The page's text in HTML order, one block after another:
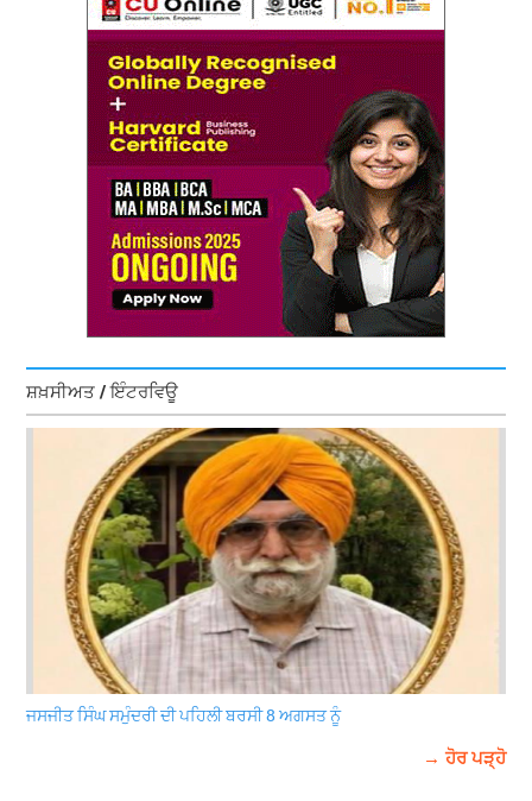
ਸ਼ਖ਼ਸੀਅਤ / ਇੰਟਰਵਿਊ
ਜਸਜੀਤ ਸਿੰਘ ਸਮੁੰਦਰੀ ਦੀ ਪਹਿਲੀ ਬਰਸੀ 8 ਅਗਸਤ ਨੂੰ
→ ਹੋਰ ਪੜ੍ਹੋ